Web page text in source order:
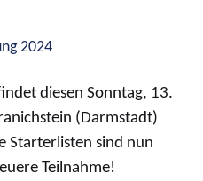
2024
diesen Sonntag, 13.
(Darmstadt)
Starterlisten sind nun
Teilnahme!